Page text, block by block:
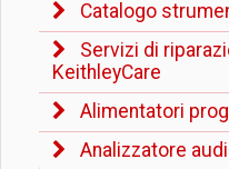
Catalogo
Servizi di
KeithleyCare
Alimentatori
Analizzatore